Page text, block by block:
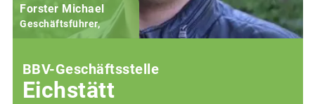
Forster Michael
Geschäftsführer,
BBV-Geschäftsstelle
Eichstätt